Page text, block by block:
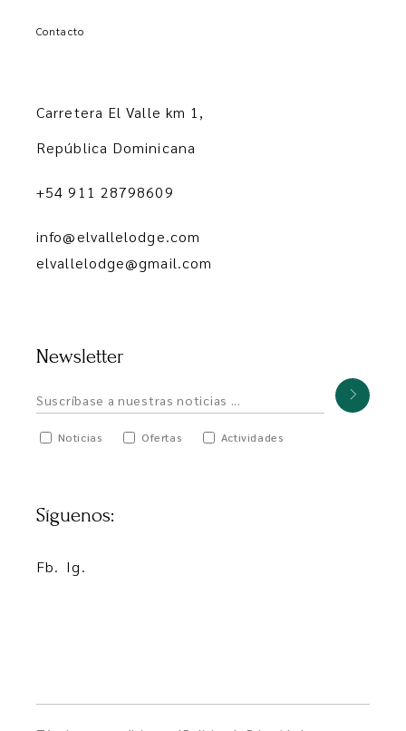
Contacto
Carretera El Valle km 1,
República Dominicana
+54 911 28798609
info@elvallelodge.com
elvallelodge@gmail.com
Newsletter
Noticias Ofertas Actividades
Síguenos:
Fb. Ig.